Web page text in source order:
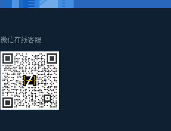
微信在线客服